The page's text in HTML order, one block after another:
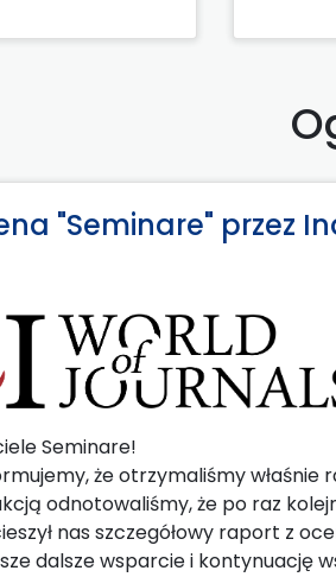
"Seminare" przez
Seminare!
że otrzymaliśmy
odnotowaliśmy, że po raz
nas szczegółowy raport z
dalsze wsparcie i kontynuację